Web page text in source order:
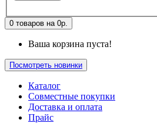
0 товаров на 0р.
Ваша корзина пуста!
Посмотреть новинки
Каталог
Совместные покупки
Доставка и оплата
Прайс